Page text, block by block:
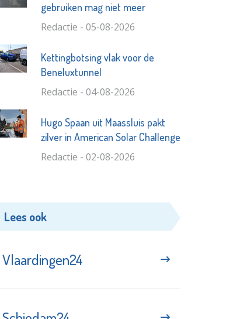
gebruiken mag niet meer
Redactie - 05-08-2026
Kettingbotsing vlak voor de
Beneluxtunnel
Redactie - 04-08-2026
Hugo Spaan uit Maassluis pakt
zilver in American Solar Challenge
Redactie - 02-08-2026
Lees ook
Vlaardingen24